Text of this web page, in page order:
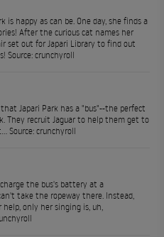
is happy as can be. One day, she finds a
After the curious cat names her
set out for Japari Library to find out
Source: crunchyroll
Japari Park has a "bus"--the perfect
They recruit Jaguar to help them get to
Source: crunchyroll
the bus's battery at a
take the ropeway there. Instead,
only her singing is, uh,